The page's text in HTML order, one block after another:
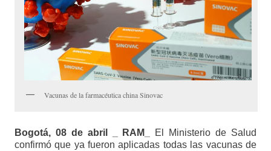
Vacunas de la farmacéutica china Sinovac
Bogotá, 08 de abril _ RAM_
El Ministerio de Salud
confirmó que ya fueron aplicadas todas las vacunas de